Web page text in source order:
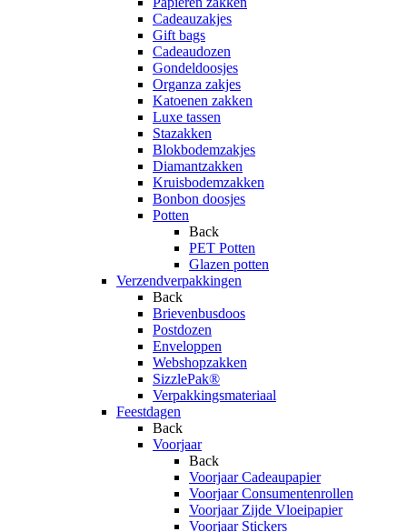
Cadeauzakjes
Gift bags
Cadeaudozen
Gondeldoosjes
Organza zakjes
Katoenen zakken
Luxe tassen
Stazakken
Blokbodemzakjes
Diamantzakken
Kruisbodemzakken
Bonbon doosjes
Potten
Back
PET Potten
Glazen potten
Verzendverpakkingen
Back
Brievenbusdoos
Postdozen
Enveloppen
Webshopzakken
SizzlePak®
Verpakkingsmateriaal
Feestdagen
Back
Voorjaar
Back
Voorjaar Cadeaupapier
Voorjaar Consumentenrollen
Voorjaar Zijde Vloeipapier
Voorjaar Stickers